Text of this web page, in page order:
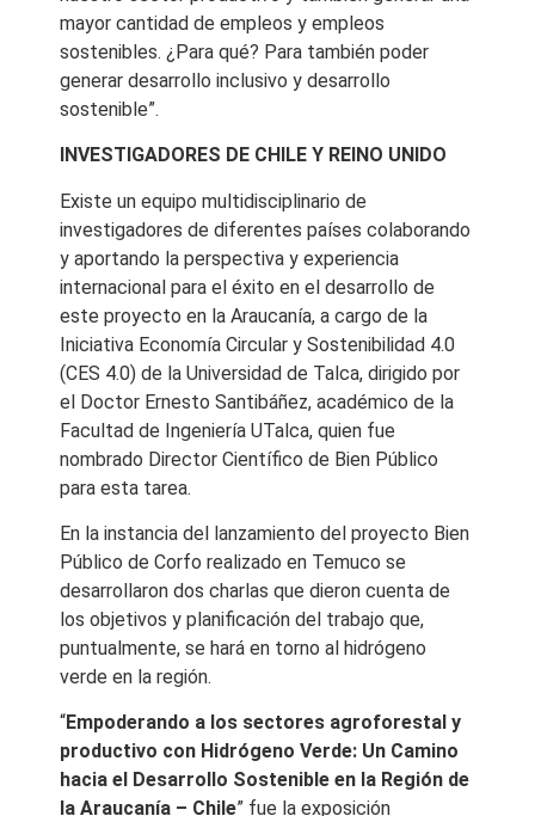
mayor cantidad de empleos y empleos
sostenibles. ¿Para qué? Para también poder
generar desarrollo inclusivo y desarrollo
sostenible”.
INVESTIGADORES DE CHILE Y REINO UNIDO
Existe un equipo multidisciplinario de
investigadores de diferentes países colaborando
y aportando la perspectiva y experiencia
internacional para el éxito en el desarrollo de
este proyecto en la Araucanía, a cargo de la
Iniciativa Economía Circular y Sostenibilidad 4.0
(CES 4.0) de la Universidad de Talca, dirigido por
el Doctor Ernesto Santibáñez, académico de la
Facultad de Ingeniería UTalca, quien fue
nombrado Director Científico de Bien Público
para esta tarea.
En la instancia del lanzamiento del proyecto Bien
Público de Corfo realizado en Temuco se
desarrollaron dos charlas que dieron cuenta de
los objetivos y planificación del trabajo que,
puntualmente, se hará en torno al hidrógeno
verde en la región.
“Empoderando a los sectores agroforestal y
productivo con Hidrógeno Verde: Un Camino
hacia el Desarrollo Sostenible en la Región de
la Araucanía – Chile” fue la exposición